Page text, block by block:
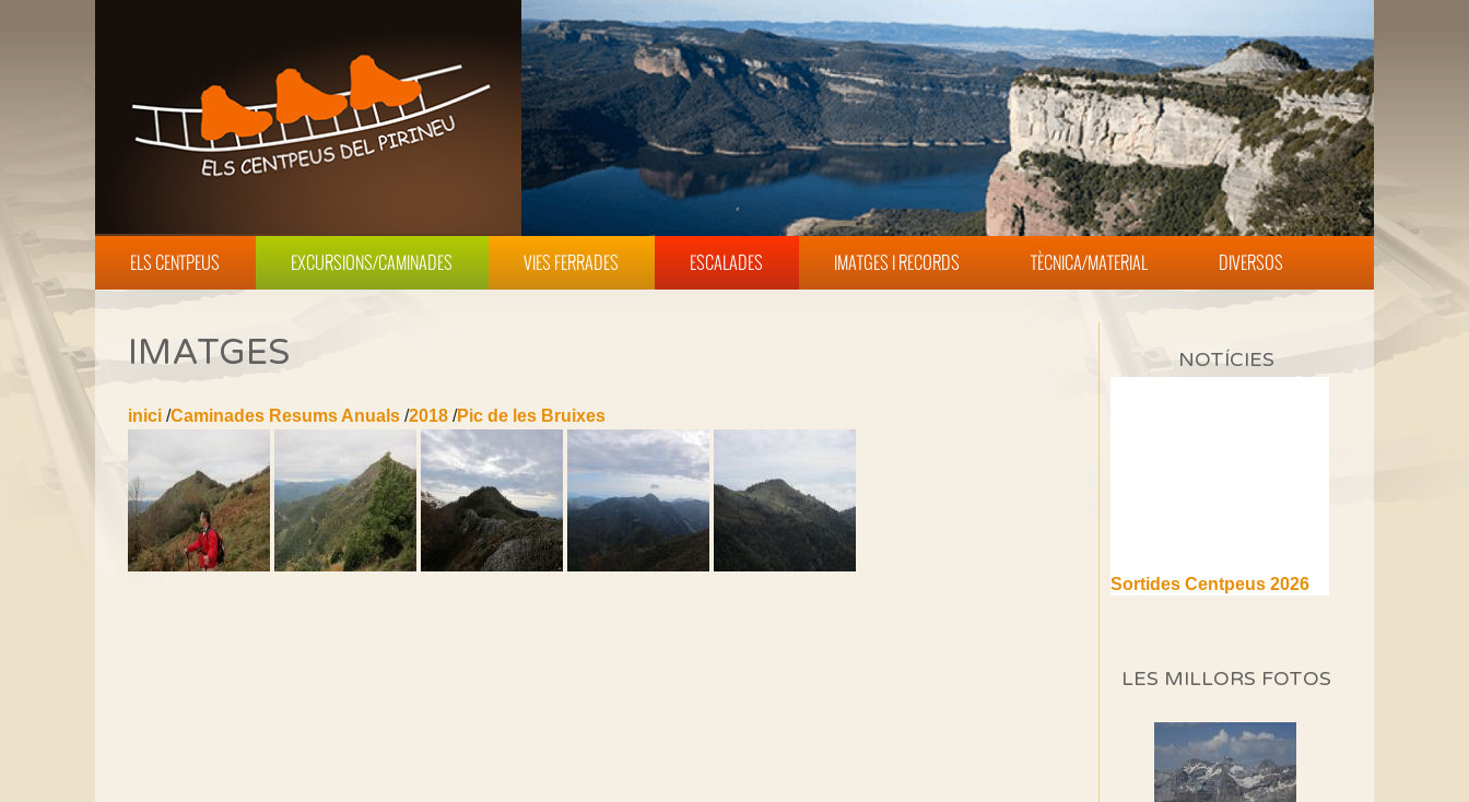
ELS CENTPEUS EXCURSIONS/CAMINADES VIES FERRADES ESCALADES IMATGES I RECORDS TÈCNICA/MATERIAL DIVERSOS
IMATGES
inici /Caminades Resums Anuals /2018 /Pic de les Bruixes
NOTÍCIES
(1a part)
Si no podem caminar,
alguna cosa hem de fer...
LES MILLORS FOTOS